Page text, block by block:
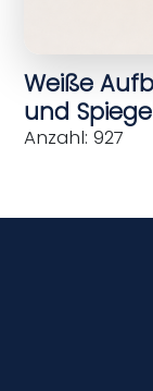
Weiße
und
Anzahl: 927